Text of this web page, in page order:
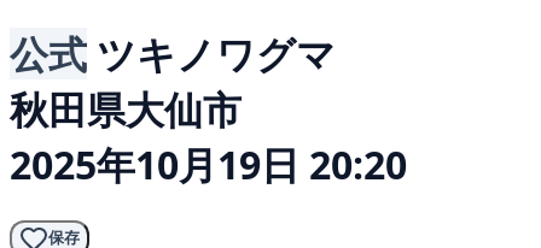
公式 ツキノワグマ
秋田県大仙市
2025年10月19日 20:20
保存